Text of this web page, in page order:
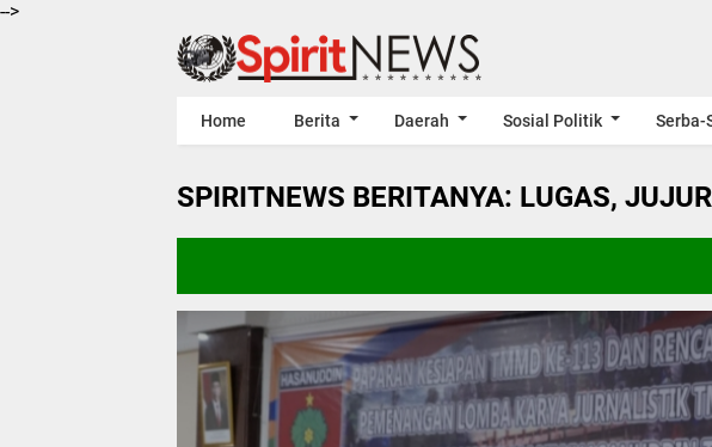
-->
Home Berita Daerah Sosial Politik Serba-
SPIRITNEWS BERITANYA: LUGAS,